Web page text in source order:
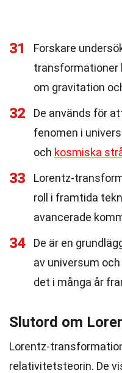
31
Forskare
transformationer
om gravitation
32
De används för
fenomen i
och kosmiska
33
Lorentz-
roll i framtida
avancerade
34
De är en
av universum
det i många år
Slutord om
Lorentz-
relativitetsteorin. De